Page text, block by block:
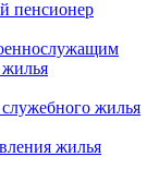
пенсионер
жилья
жилья
жилья